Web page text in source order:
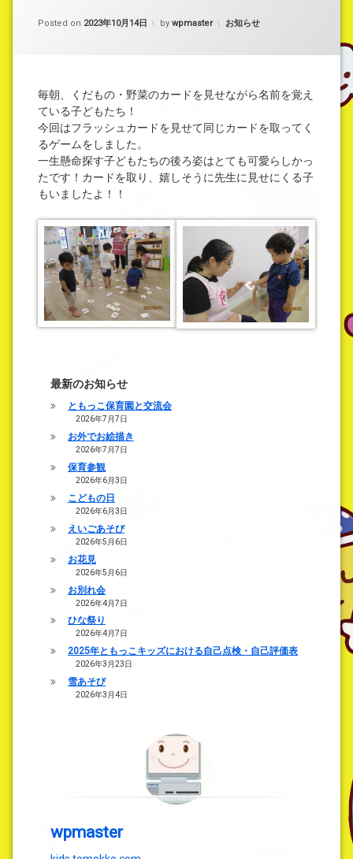
Posted on 2023年10月14日 by wpmaster カテゴリー:
お知らせ
毎朝、くだもの・野菜のカードを見せながら名前を覚え
ている子どもたち！
今回はフラッシュカードを見せて同じカードを取ってく
るゲームをしました。
一生懸命探す子どもたちの後ろ姿はとても可愛らしかっ
たです！カードを取り、嬉しそうに先生に見せにくる子
もいましたよ！！
最新のお知らせ
ともっこ保育園と交流会
2026年7月7日
お外でお絵描き
2026年7月7日
保育参観
2026年6月3日
こどもの日
2026年6月3日
えいごあそび
2026年5月6日
お花見
2026年5月6日
お別れ会
2026年4月7日
ひな祭り
2026年4月7日
2025年ともっこキッズにおける自己点検・自己評価表
2026年3月23日
雪あそび
2026年3月4日
wpmaster